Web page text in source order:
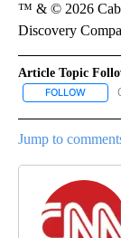
™ & © 2026
Discovery
Article Topic
FOLLOW
Jump to